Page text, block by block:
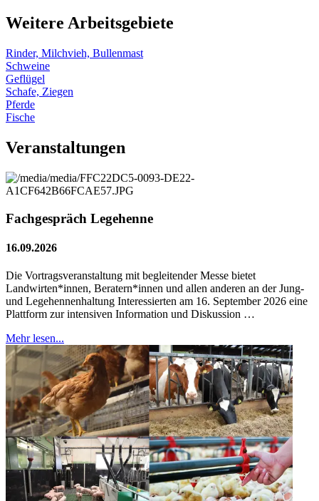
Weitere Arbeitsgebiete
Rinder, Milchvieh, Bullenmast
Schweine
Geflügel
Schafe, Ziegen
Pferde
Fische
Veranstaltungen
Fachgespräch Legehenne
16.09.2026
Die Vortragsveranstaltung mit begleitender Messe bietet
Landwirten*innen, Beratern*innen und allen anderen an der Jung-
und Legehennenhaltung Interessierten am 16. September 2026 eine
Plattform zur intensiven Information und Diskussion …
Mehr lesen...